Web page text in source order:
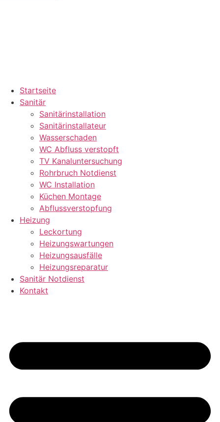
Startseite
Sanitär
Sanitärinstallation
Sanitärinstallateur
Wasserschaden
WC Abfluss verstopft
TV Kanaluntersuchung
Rohrbruch Notdienst
WC Installation
Küchen Montage
Abflussverstopfung
Heizung
Leckortung
Heizungswartungen
Heizungsausfälle
Heizungsreparatur
Sanitär Notdienst
Kontakt